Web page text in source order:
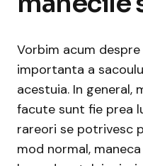
Vorbim acum
importanta a
acestuia. In general,
facute sunt fie prea
rareori se potrivesc
mod normal,